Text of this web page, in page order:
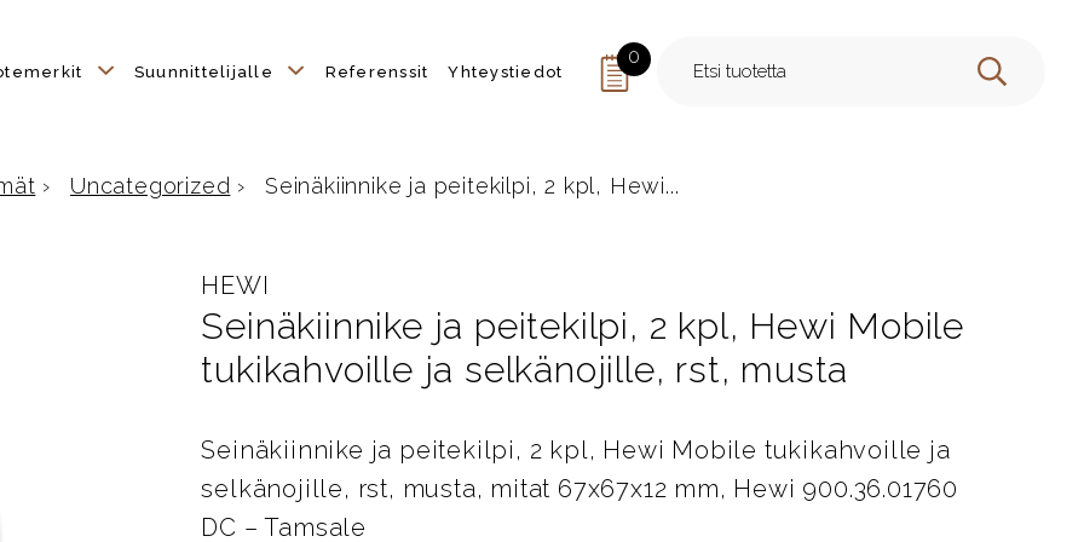
Suunnittelijalle Referenssit Yhteystiedot
0
HAE
› Uncategorized › Seinäkiinnike ja peitekilpi, 2 kpl, Hewi...
HEWI
Seinäkiinnike ja peitekilpi, 2 kpl, Hewi Mobile
tukikahvoille ja selkänojille, rst, musta
Seinäkiinnike ja peitekilpi, 2 kpl, Hewi Mobile tukikahvoille ja
selkänojille, rst, musta, mitat 67x67x12 mm, Hewi 900.36.01760
DC – Tamsale